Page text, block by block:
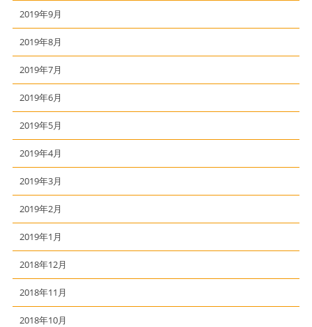
2019年9月
2019年8月
2019年7月
2019年6月
2019年5月
2019年4月
2019年3月
2019年2月
2019年1月
2018年12月
2018年11月
2018年10月